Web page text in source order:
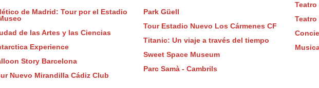
de Madrid: Tour por el Estadio
de las Artes y las Ciencias
Experience
Story Barcelona
Nuevo Mirandilla Cádiz Club
Park Güell
Tour Estadio Nuevo Los Cármenes CF
Titanic: Un viaje a través del tiempo
Sweet Space Museum
Parc Samà - Cambrils
Teatro